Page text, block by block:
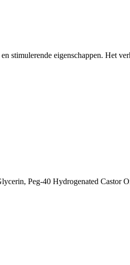
stimulerende eigenschappen. Het
Peg-40 Hydrogenated Castor